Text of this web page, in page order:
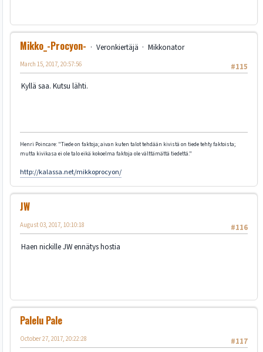
Mikko_-Procyon- Veronkiertäjä
Mikkonator
#115
March 15, 2017, 20:57:56
Kyllä saa. Kutsu lähti.
Henri Poincare: "Tiede on faktoja; aivan kuten talot tehdään kivistä on tiede tehty faktoista;
mutta kivikasa ei ole talo eikä kokoelma faktoja ole välttämättä tiedettä."
http://kalassa.net/mikkoprocyon/
JW
#116
August 03, 2017, 10:10:18
Haen nickille JW ennätys hostia
Palelu Pale
#117
October 27, 2017, 20:22:28